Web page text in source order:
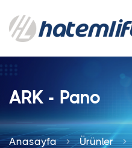
ARK - Pano
Anasayfa Ürünler